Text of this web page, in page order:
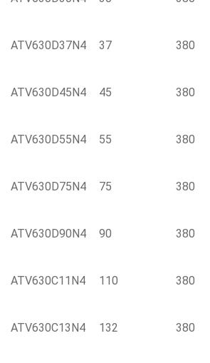
ATV630D37N4 37 380
ATV630D45N4 45 380
ATV630D55N4 55 380
ATV630D75N4 75 380
ATV630D90N4 90 380
ATV630C11N4 110 380
ATV630C13N4 132 380